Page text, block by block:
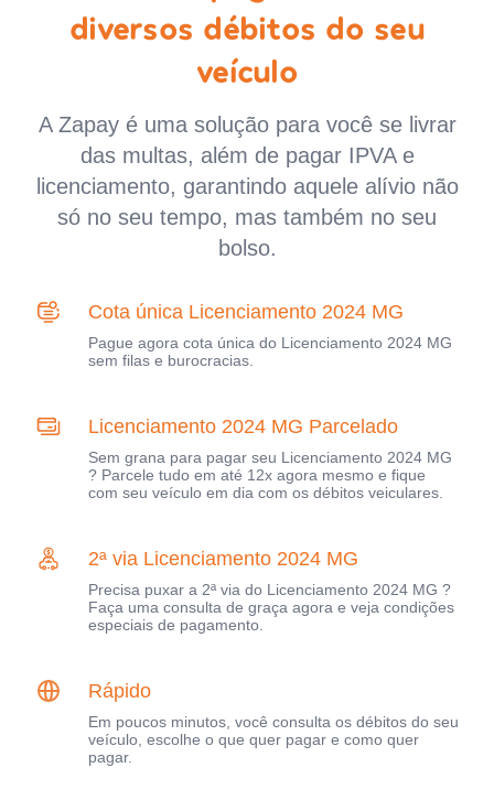
diversos débitos do seu
veículo
A Zapay é uma solução para você se livrar
das multas, além de pagar IPVA e
licenciamento, garantindo aquele alívio não
só no seu tempo, mas também no seu
bolso.
Cota única Licenciamento 2024 MG
Pague agora cota única do Licenciamento 2024 MG
sem filas e burocracias.
Licenciamento 2024 MG Parcelado
Sem grana para pagar seu Licenciamento 2024 MG
? Parcele tudo em até 12x agora mesmo e fique
com seu veículo em dia com os débitos veiculares.
2ª via Licenciamento 2024 MG
Precisa puxar a 2ª via do Licenciamento 2024 MG ?
Faça uma consulta de graça agora e veja condições
especiais de pagamento.
Rápido
Em poucos minutos, você consulta os débitos do seu
veículo, escolhe o que quer pagar e como quer
pagar.